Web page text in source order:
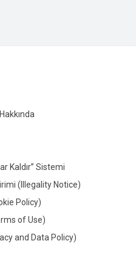
Kaldır” Sistemi
(Illegality Notice)
Policy)
of Use)
and Data Policy)